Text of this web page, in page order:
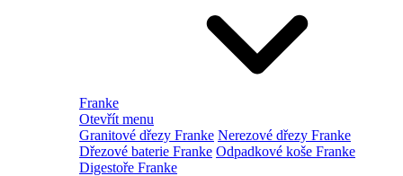
Franke
Otevřít menu
Granitové dřezy Franke Nerezové dřezy Franke
Dřezové baterie Franke Odpadkové koše Franke
Digestoře Franke